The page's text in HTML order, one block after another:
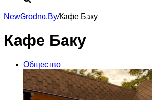
NewGrodno.By/Кафе Баку
Кафе Баку
Общество